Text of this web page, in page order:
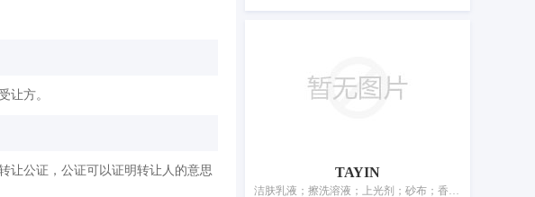
让方。
让公证，公证可以证明转让人的意思
TAYIN
洁肤乳液；擦洗溶液；上光剂；砂布；香料；美容面膜；爽肤水；牙膏；动物用化妆品；空气芳香剂